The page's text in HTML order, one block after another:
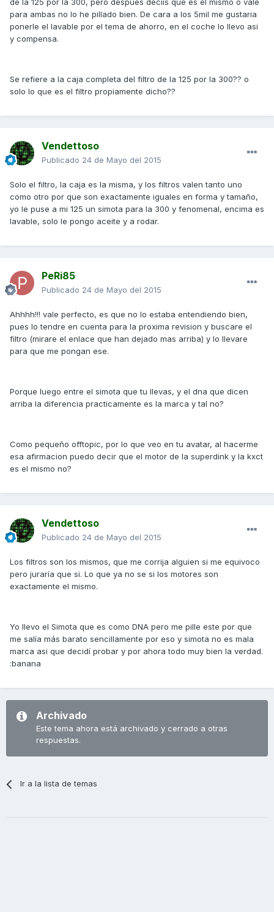
de la 125 por la 300, pero despues deciis que es el mismo o vale
para ambas no lo he pillado bien. De cara a los 5mil me gustaria
ponerle el lavable por el tema de ahorro, en el coche lo llevo asi
y compensa.
Se refiere a la caja completa del filtro de la 125 por la 300?? o
solo lo que es el filtro propiamente dicho??
Vendettoso
Publicado 24 de Mayo del 2015
Solo el filtro, la caja es la misma, y los filtros valen tanto uno
como otro por que son exactamente iguales en forma y tamaño,
yo le puse a mi 125 un simota para la 300 y fenomenal, encima es
lavable, solo le pongo aceite y a rodar.
PeRi85
Publicado 24 de Mayo del 2015
Ahhhh!!! vale perfecto, es que no lo estaba entendiendo bien,
pues lo tendre en cuenta para la proxima revision y buscare el
filtro (mirare el enlace que han dejado mas arriba) y lo llevare
para que me pongan ese.
Porque luego entre el simota que tu llevas, y el dna que dicen
arriba la diferencia practicamente es la marca y tal no?
Como pequeño offtopic, por lo que veo en tu avatar, al hacerme
esa afirmacion puedo decir que el motor de la superdink y la kxct
es el mismo no?
Vendettoso
Publicado 24 de Mayo del 2015
Los filtros son los mismos, que me corrija alguien si me equivoco
pero juraría que si. Lo que ya no se si los motores son
exactamente el mismo.
Yo llevo el Simota que es como DNA pero me pille este por que
me salía más barato sencillamente por eso y simota no es mala
marca asi que decidí probar y por ahora todo muy bien la verdad.
:banana
Archivado
Este tema ahora está archivado y cerrado a otras
respuestas.
Ir a la lista de temas